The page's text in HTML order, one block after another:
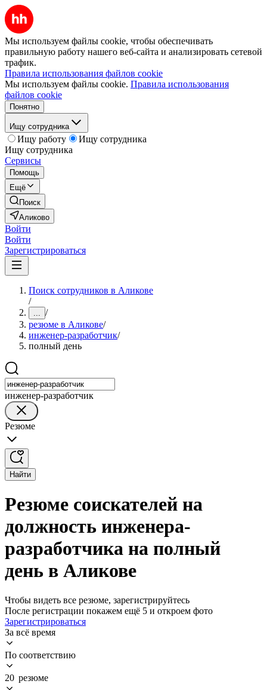
Мы используем файлы cookie, чтобы обеспечивать
правильную работу нашего веб-сайта и анализировать сетевой
трафик.
Правила использования файлов cookie
Мы используем файлы cookie. Правила использования
файлов cookie
Понятно
Ищу сотрудника
Ищу работу
Ищу сотрудника
Ищу сотрудника
Сервисы
Помощь
Ещё
Поиск
Аликово
Войти
Войти
Зарегистрироваться
Поиск сотрудников в Аликове
/
... /
резюме в Аликове/
инженер-разработчик/
полный день
инженер-разработчик
Резюме
Найти
Резюме соискателей на
должность инженера-
разработчика на полный
день в Аликове
Чтобы видеть все резюме, зарегистрируйтесь
После регистрации покажем ещё 5 и откроем фото
Зарегистрироваться
За всё время
По соответствию
20 резюме